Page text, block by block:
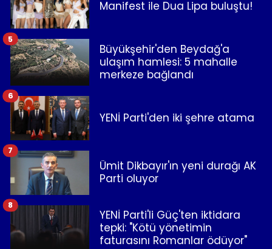
Manifest ile Dua Lipa buluştu!
Büyükşehir'den Beydağ'a
ulaşım hamlesi: 5 mahalle
merkeze bağlandı
5
YENİ Parti'den iki şehre atama
6
Ümit Dikbayır'ın yeni durağı AK
Parti oluyor
7
YENİ Parti'li Güç'ten iktidara
tepki: "Kötü yönetimin
faturasını Romanlar ödüyor"
8